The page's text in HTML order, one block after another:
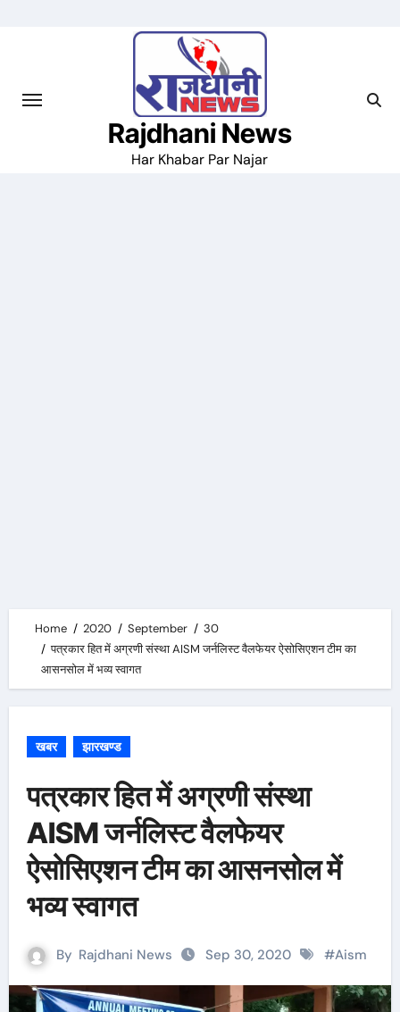
Rajdhani News
Har Khabar Par Najar
Home 2020 September
30
पत्रकार हित में अग्रणी संस्था AISM जर्नलिस्ट वैलफेयर ऐसोसिएशन टीम का
आसनसोल में भव्य स्वागत
खबर झारखण्ड
पत्रकार हित में अग्रणी संस्था
AISM जर्नलिस्ट वैलफेयर
ऐसोसिएशन टीम का आसनसोल में
भव्य स्वागत
By Rajdhani News Sep 30, 2020 #Aism